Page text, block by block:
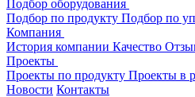
Подбор оборудования
Подбор по продукту Подбор по
Компания
История компании Качество
Проекты
Проекты по продукту Проекты в
Новости Контакты